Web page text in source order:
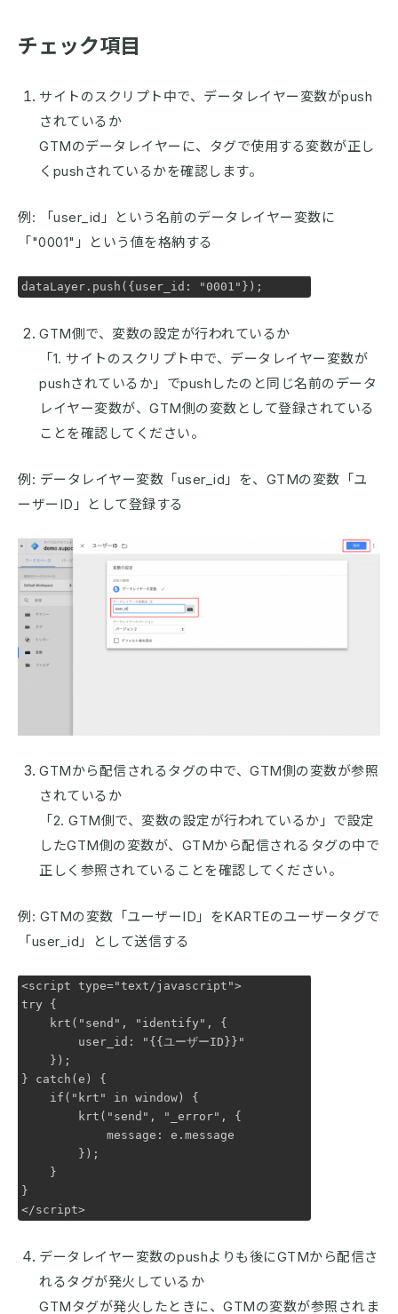
チェック項目
サイトのスクリプト中で、データレイヤー変数がpush
されているか
GTMのデータレイヤーに、タグで使用する変数が正し
くpushされているかを確認します。
例: 「user_id」という名前のデータレイヤー変数に
「"0001"」という値を格納する
dataLayer.push({user_id: "0001"});
GTM側で、変数の設定が行われているか
「1. サイトのスクリプト中で、データレイヤー変数が
pushされているか」でpushしたのと同じ名前のデータ
レイヤー変数が、GTM側の変数として登録されている
ことを確認してください。
例: データレイヤー変数「user_id」を、GTMの変数「ユ
ーザーID」として登録する
GTMから配信されるタグの中で、GTM側の変数が参照
されているか
「2. GTM側で、変数の設定が行われているか」で設定
したGTM側の変数が、GTMから配信されるタグの中で
正しく参照されていることを確認してください。
例: GTMの変数「ユーザーID」をKARTEのユーザータグで
「user_id」として送信する
<script type="text/javascript">
try {
    krt("send", "identify", {
        user_id: "{{ユーザーID}}"
    });
} catch(e) {
    if("krt" in window) {
        krt("send", "_error", {
            message: e.message
        });
    }
}
</script>
データレイヤー変数のpushよりも後にGTMから配信さ
れるタグが発火しているか
GTMタグが発火したときに、GTMの変数が参照されま